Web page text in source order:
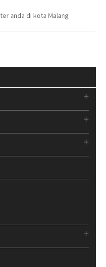
anda di kota Malang